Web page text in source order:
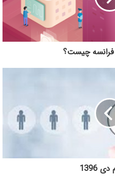
چیست؟
1396